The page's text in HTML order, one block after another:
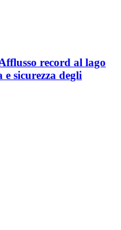
record al lago
sicurezza degli